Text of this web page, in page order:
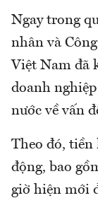
Ngay trong
nhân và
Việt Nam đã
doanh
nước về vấn
Theo đó, tiền
động, bao
giờ hiện mới